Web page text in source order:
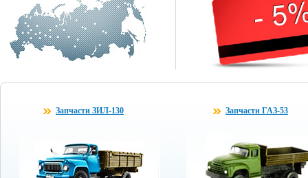
Запчасти ЗИЛ-130 Запчасти ГАЗ-53